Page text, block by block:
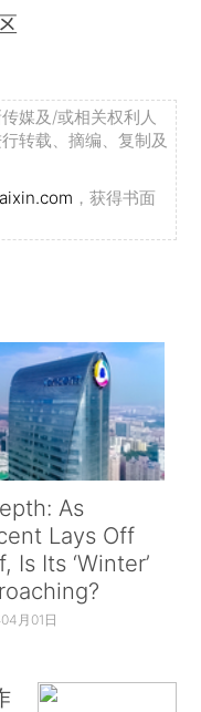
媒及/或相关权利人
转载、摘编、复制及
，获得书面
As
Lays Off
Is Its ‘Winter’
月01日